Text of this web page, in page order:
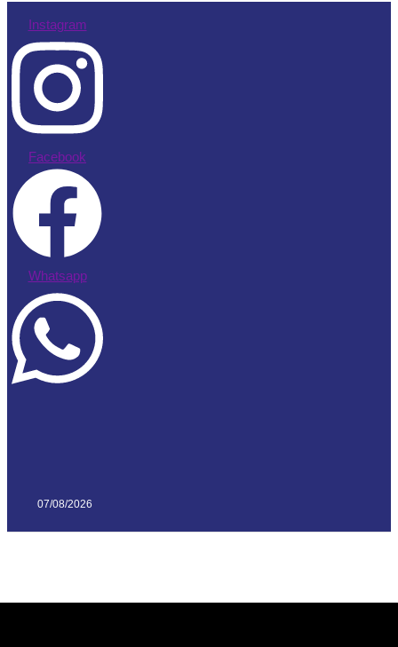
Instagram
Facebook
Whatsapp
07/08/2026